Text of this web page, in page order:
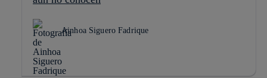
Ainhoa Siguero Fadrique